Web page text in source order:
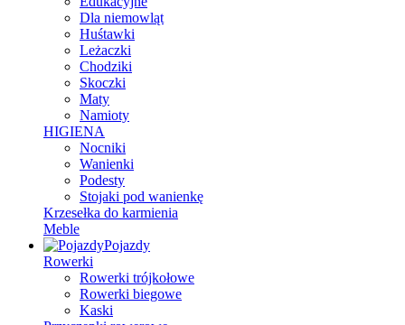
Dla niemowląt
Huśtawki
Leżaczki
Chodziki
Skoczki
Maty
Namioty
HIGIENA
Nocniki
Wanienki
Podesty
Stojaki pod wanienkę
Krzesełka do karmienia
Meble
Pojazdy
Rowerki
Rowerki trójkołowe
Rowerki biegowe
Kaski